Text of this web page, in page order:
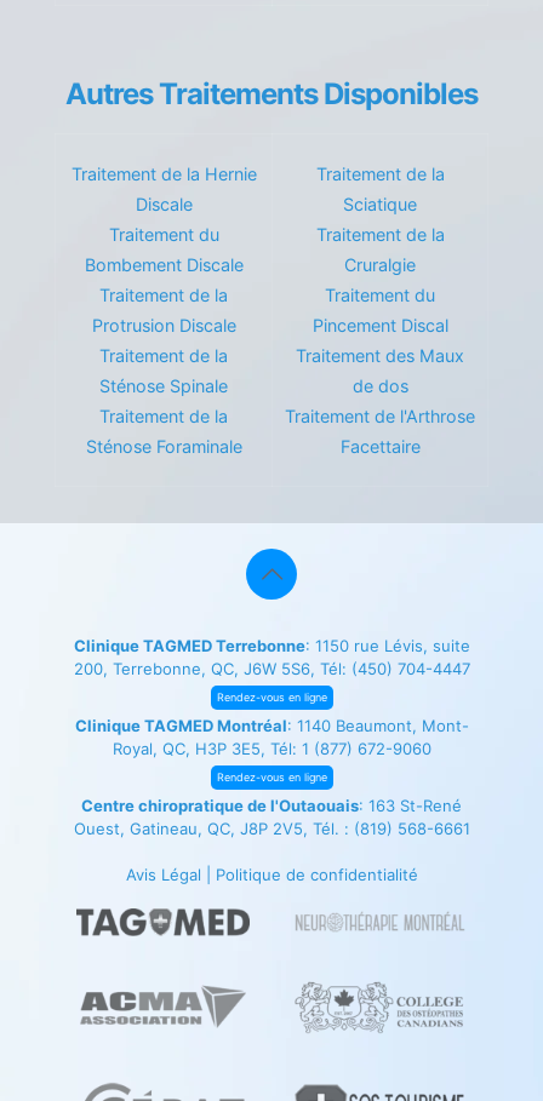
Autres Traitements Disponibles
Traitement de la Hernie
Discale
Traitement du
Bombement Discale
Traitement de la
Protrusion Discale
Traitement de la
Sténose Spinale
Traitement de la
Sténose Foraminale
Traitement de la
Sciatique
Traitement de la
Cruralgie
Traitement du
Pincement Discal
Traitement des Maux
de dos
Traitement de l'Arthrose
Facettaire
Clinique TAGMED Terrebonne: 1150 rue Lévis, suite
200, Terrebonne, QC, J6W 5S6, Tél: (450) 704-4447
Rendez-vous en ligne
Clinique TAGMED Montréal: 1140 Beaumont, Mont-
Royal, QC, H3P 3E5, Tél: 1 (877) 672-9060
Rendez-vous en ligne
Centre chiropratique de l'Outaouais: 163 St-René
Ouest, Gatineau, QC, J8P 2V5, Tél. : (819) 568-6661
Avis Légal Politique de confidentialité